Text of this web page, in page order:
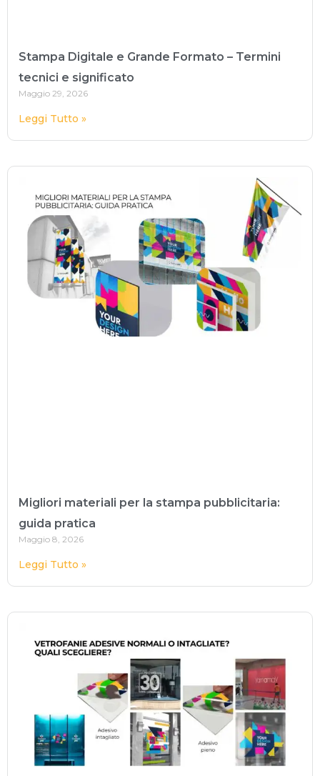
Stampa Digitale e Grande Formato – Termini
tecnici e significato
Maggio 29, 2026
Leggi Tutto »
Migliori materiali per la stampa pubblicitaria:
guida pratica
Maggio 8, 2026
Leggi Tutto »